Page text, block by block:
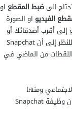
الىضبط المقطع او
الفيديو او الصورة
إلى أقرب أصدقائك أو
. للنظر إلى أن Snapchat
من الماضي في
ومنها
Instagram و Facebook و YouTube أصبحوا الآن يشملون وظيفة Snapchat